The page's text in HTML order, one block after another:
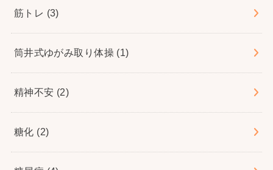
筋トレ (3)
筒井式ゆがみ取り体操 (1)
精神不安 (2)
糖化 (2)